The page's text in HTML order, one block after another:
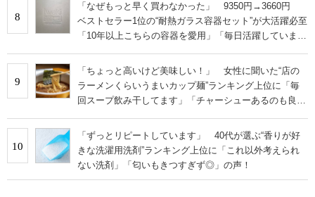
8
「なぜもっと早く買わなかった」 9350円→3660円
ベストセラー1位の“耐熱ガラス容器セット”が大活躍必至
「10年以上こちらの容器を愛用」「毎日活躍していま
9
「ちょっと高いけど美味しい！」 女性に聞いた“店の
ラーメンくらいうまいカップ麺”ランキング上位に「毎
回スープ飲み干してます」「チャーシューあるのも良
10
「ずっとリピートしています」 40代が選ぶ“香りが好
きな洗濯用洗剤”ランキング上位に「これ以外考えられ
ない洗剤」「匂いもきつすぎず◎」の声！